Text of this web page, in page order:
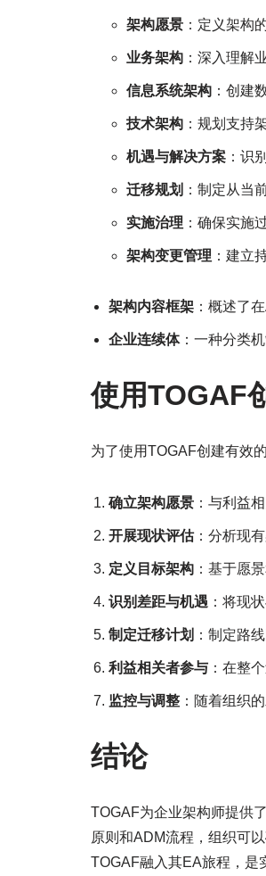
架构愿景 ：定义架构
业务架构 ：深入理解
信息系统架构 ：创建
技术架构 ：规划支持
机遇与解决方案 ：识
迁移规划 ：制定从当
实施治理 ：确保实施
架构变更管理 ：建立
架构内容框架 ：概述了
企业连续体：一种分类
使用TOGAF
为了使用TOGAF创建有效
确立架构愿景 ：与利益
开展现状评估：分析现
定义目标架构 ：基于愿
识别差距与机遇 ：将现
制定迁移计划 ：制定路
利益相关者参与 ：在整
监控与调整 ：随着组织
结论
TOGAF为企业架构师提供
原则和ADM流程，组织可
TOGAF融入其EA旅程，是